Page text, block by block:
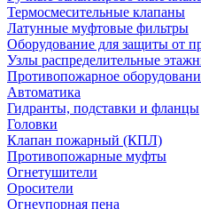
Термосмесительные клапаны
Латунные муфтовые фильтры
Оборудование для защиты от
Узлы распределительные
Противопожарное
Автоматика
Гидранты, подставки и фланцы
Головки
Клапан пожарный (КПЛ)
Противопожарные муфты
Огнетушители
Оросители
Огнеупорная пена